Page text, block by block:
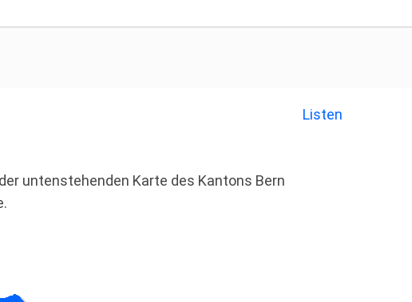
Listen
untenstehenden Karte des Kantons Bern